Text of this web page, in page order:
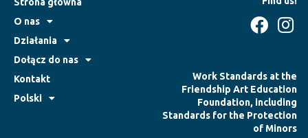
Strona główna
O nas
Działania
Dołącz do nas
Kontakt
Polski
Work Standards at the
Friendship Art Education
Foundation, including
Standards for the Protection
of Minors